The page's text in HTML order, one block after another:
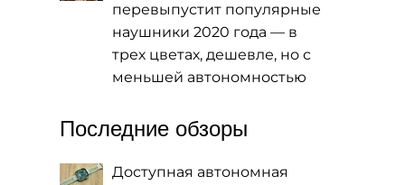
перевыпустит популярные
наушники 2020 года — в
трех цветах, дешевле, но с
меньшей автономностью
Последние обзоры
Доступная автономная